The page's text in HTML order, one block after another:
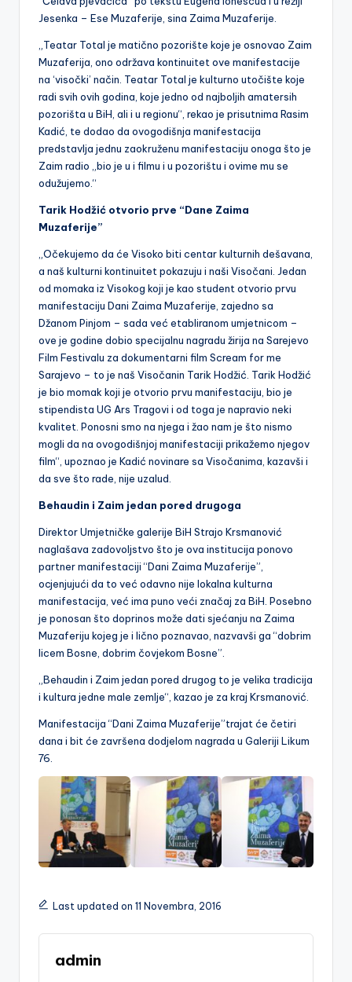
Jesenka – Ese Muzaferije, sina Zaima Muzaferije.
„Teatar Total je matično pozorište koje je osnovao Zaim
Muzaferija, ono održava kontinuitet ove manifestacije
na ‘visočki’ način. Teatar Total je kulturno utočište koje
radi svih ovih godina, koje jedno od najboljih amatersih
pozorišta u BiH, ali i u regionu“, rekao je prisutnima Rasim
Kadić, te dodao da ovogodišnja manifestacija
predstavlja jednu zaokruženu manifestaciju onoga što je
Zaim radio „bio je u i filmu i u pozorištu i ovime mu se
odužujemo.“
Tarik Hodžić otvorio prve “Dane Zaima
Muzaferije”
„Očekujemo da će Visoko biti centar kulturnih dešavana,
a naš kulturni kontinuitet pokazuju i naši Visočani. Jedan
od momaka iz Visokog koji je kao student otvorio prvu
manifestaciju Dani Zaima Muzaferije, zajedno sa
Džanom Pinjom – sada već etabliranom umjetnicom –
ove je godine dobio specijalnu nagradu žirija na Sarejevo
Film Festivalu za dokumentarni film Scream for me
Sarajevo – to je naš Visočanin Tarik Hodžić. Tarik Hodžić
je bio momak koji je otvorio prvu manifestaciju, bio je
stipendista UG Ars Tragovi i od toga je napravio neki
kvalitet. Ponosni smo na njega i žao nam je što nismo
mogli da na ovogodišnjoj manifestaciji prikažemo njegov
film“, upoznao je Kadić novinare sa Visočanima, kazavši i
da sve što rade, nije uzalud.
Behaudin i Zaim jedan pored drugoga
Direktor Umjetničke galerije BiH Strajo Krsmanović
naglašava zadovoljstvo što je ova institucija ponovo
partner manifestaciji “Dani Zaima Muzaferije”,
ocjenjujući da to već odavno nije lokalna kulturna
manifestacija, već ima puno veći značaj za BiH. Posebno
je ponosan što doprinos može dati sjećanju na Zaima
Muzaferiju kojeg je i lično poznavao, nazvavši ga “dobrim
licem Bosne, dobrim čovjekom Bosne”.
„Behaudin i Zaim jedan pored drugog to je velika tradicija
i kultura jedne male zemlje“, kazao je za kraj Krsmanović.
Manifestacija “Dani Zaima Muzaferije”trajat će četiri
dana i bit će završena dodjelom nagrada u Galeriji Likum
76.
Last updated on 11 Novembra, 2016
admin